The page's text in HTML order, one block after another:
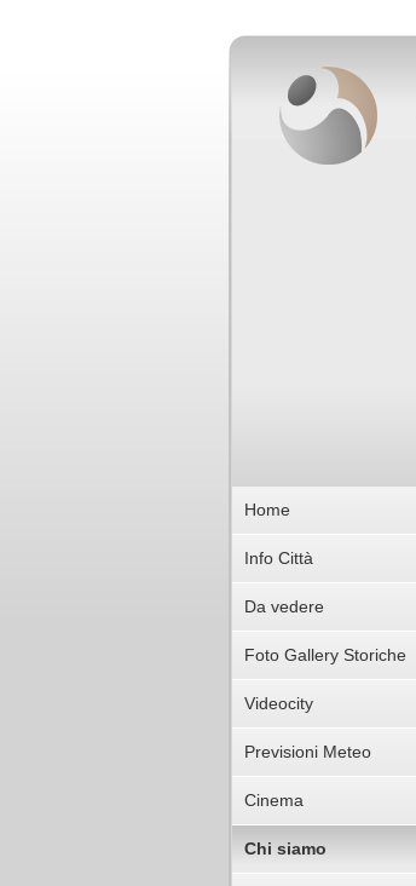
Home
Info Città
Da vedere
Foto Gallery Storiche
Videocity
Previsioni Meteo
Cinema
Chi siamo